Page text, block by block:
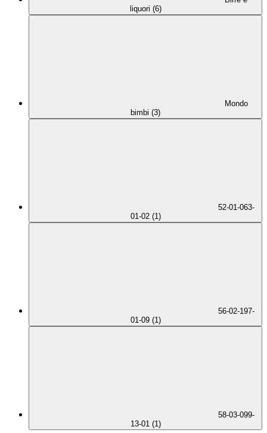
liquori (6)
Mondo
bimbi (3)
52-01-063-
01-02 (1)
56-02-197-
01-09 (1)
58-03-099-
13-01 (1)